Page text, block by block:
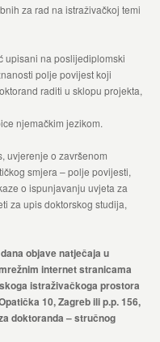
za rad na istraživačkoj temi
na poslijediplomski
polje povijest koji
raditi u sklopu projekta,
njemačkim jezikom.
uvjerenje o završenom
smjera – polje povijesti,
o ispunjavanju uvjeta za
za upis doktorskog studija,
objave natječaja u
internet stranicama
istraživačkoga prostora
10, Zagreb ili p.p. 156,
doktoranda – stručnog